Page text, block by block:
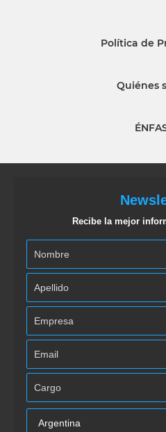
Política de
Quiénes
Recibe la mejor